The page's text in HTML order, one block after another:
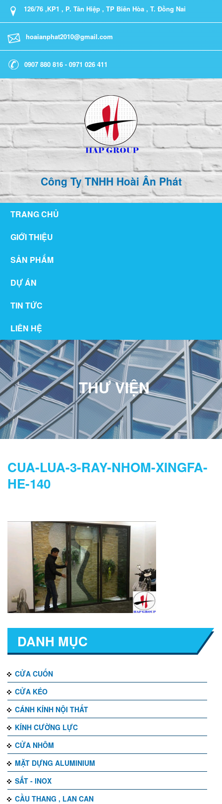
126/76 ,KP1 , P. Tân Hiệp , TP Biên Hòa , T. Đồng Nai
hoaianphat2010@gmail.com
0907 880 816 - 0971 026 411
Công Ty TNHH Hoài Ân Phát
TRANG CHỦ
GIỚI THIỆU
SẢN PHẨM
DỰ ÁN
TIN TỨC
LIÊN HỆ
THƯ VIỆN
CUA-LUA-3-RAY-NHOM-XINGFA-
HE-140
DANH MỤC
CỬA CUỐN
CỬA KÉO
CÁNH KÍNH NỘI THẤT
KÍNH CƯỜNG LỰC
CỬA NHÔM
MẶT DỰNG ALUMINIUM
SẮT - INOX
CẦU THANG , LAN CAN